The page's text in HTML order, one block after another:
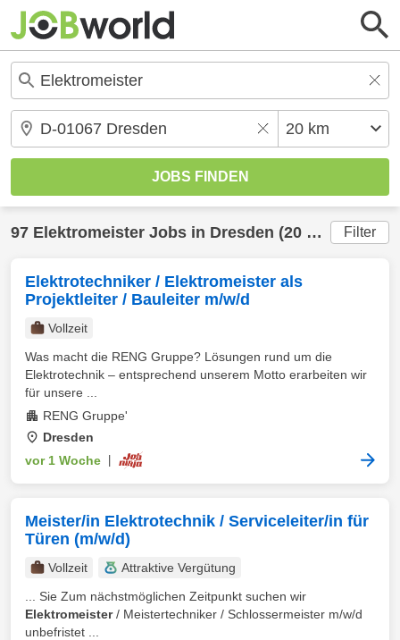
97 Elektromeister Jobs in Dresden (20 km) gefunden Filter
Elektrotechniker / Elektromeister als
Projektleiter / Bauleiter m/w/d
Vollzeit
Was macht die RENG Gruppe? Lösungen rund um die
Elektrotechnik – entsprechend unserem Motto erarbeiten wir
für unsere ...
RENG Gruppe'
Dresden
vor 1 Woche
Meister/in Elektrotechnik / Serviceleiter/in für
Türen (m/w/d)
Vollzeit
Attraktive Vergütung
... Sie Zum nächstmöglichen Zeitpunkt suchen wir
Elektromeister/ Meistertechniker / Schlossermeister m/w/d
unbefristet ...